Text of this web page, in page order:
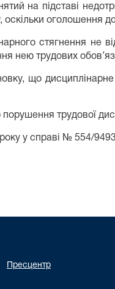
на підставі
оголошення
стягнення не
нею трудових
що
трудової
у справі № 554/
Пресцентр